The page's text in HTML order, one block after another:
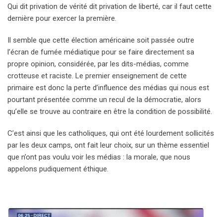
Qui dit privation de vérité dit privation de liberté, car il faut cette
dernière pour exercer la première.
Il semble que cette élection américaine soit passée outre
l’écran de fumée médiatique pour se faire directement sa
propre opinion, considérée, par les dits-médias, comme
crotteuse et raciste. Le premier enseignement de cette
primaire est donc la perte d’influence des médias qui nous est
pourtant présentée comme un recul de la démocratie, alors
qu’elle se trouve au contraire en être la condition de possibilité.
C’est ainsi que les catholiques, qui ont été lourdement sollicités
par les deux camps, ont fait leur choix, sur un thème essentiel
que n’ont pas voulu voir les médias : la morale, que nous
appelons pudiquement éthique.